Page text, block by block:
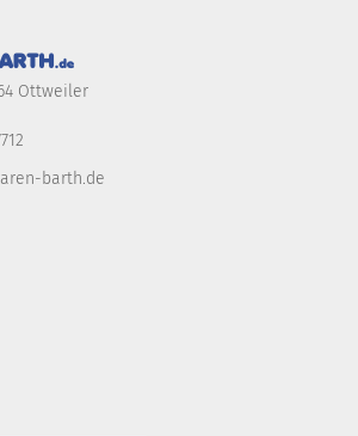
Ottweiler
barth.de